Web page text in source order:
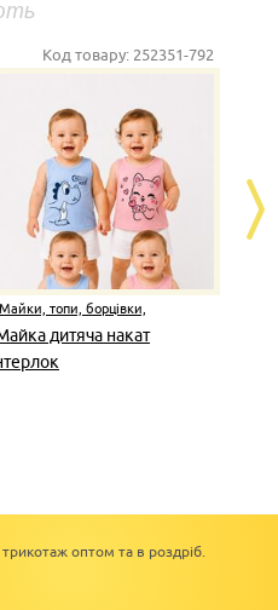
Код товару: 252351-792
Майки, топи, борцівки,
дитяча накат
оптом та в роздріб.